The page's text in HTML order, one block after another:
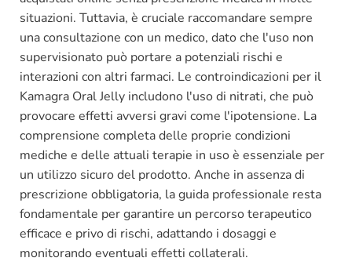
situazioni. Tuttavia, è cruciale raccomandare sempre
una consultazione con un medico, dato che l'uso non
supervisionato può portare a potenziali rischi e
interazioni con altri farmaci. Le controindicazioni per il
Kamagra Oral Jelly includono l'uso di nitrati, che può
provocare effetti avversi gravi come l'ipotensione. La
comprensione completa delle proprie condizioni
mediche e delle attuali terapie in uso è essenziale per
un utilizzo sicuro del prodotto. Anche in assenza di
prescrizione obbligatoria, la guida professionale resta
fondamentale per garantire un percorso terapeutico
efficace e privo di rischi, adattando i dosaggi e
monitorando eventuali effetti collaterali.